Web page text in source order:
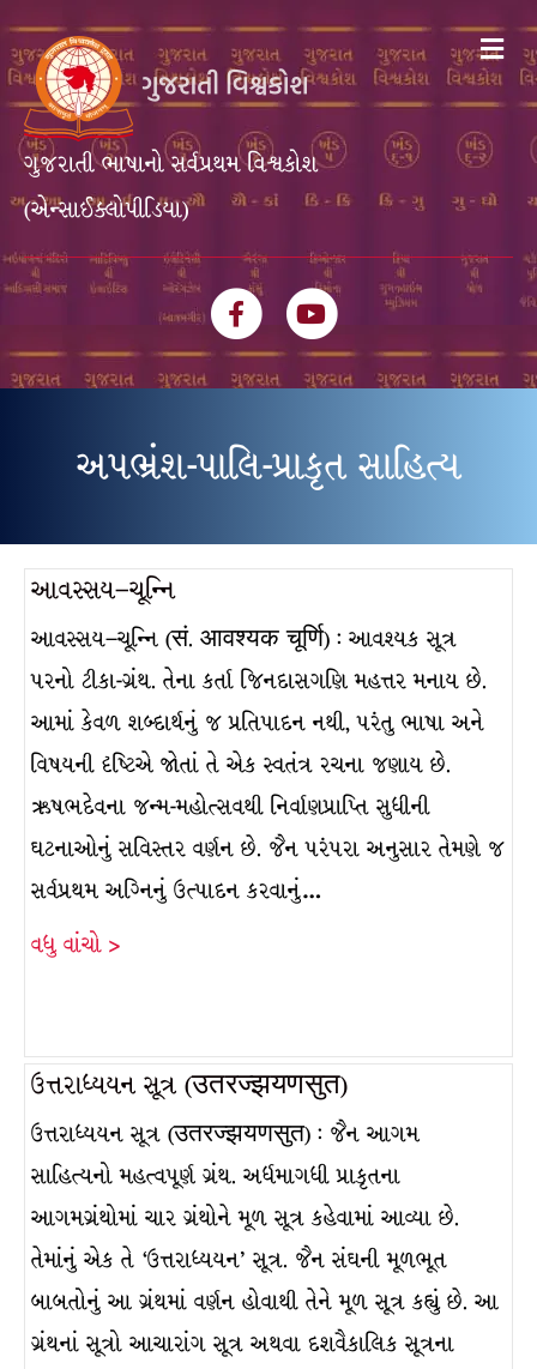
ગુજરાતી ભાષાનો સર્વપ્રથમ વિશ્વકોશ
(એન્સાઈક્લોપીડિયા)
FacebookYoutube
અપભ્રંશ-પાલિ-પ્રાકૃત સાહિત્ય
આવસ્સય–ચૂન્નિ
આવસ્સય–ચૂન્નિ (सं. आवश्यक चूर्णि) : આવશ્યક સૂત્ર
પરનો ટીકા-ગ્રંથ. તેના કર્તા જિનદાસગણિ મહત્તર મનાય છે.
આમાં કેવળ શબ્દાર્થનું જ પ્રતિપાદન નથી, પરંતુ ભાષા અને
વિષયની દૃષ્ટિએ જોતાં તે એક સ્વતંત્ર રચના જણાય છે.
ઋષભદેવના જન્મ-મહોત્સવથી નિર્વાણપ્રાપ્તિ સુધીની
ઘટનાઓનું સવિસ્તર વર્ણન છે. જૈન પરંપરા અનુસાર તેમણે જ
સર્વપ્રથમ અગ્નિનું ઉત્પાદન કરવાનું…
વધુ વાંચો >
ઉત્તરાધ્યયન સૂત્ર (उतरज्झयणसुत)
ઉત્તરાધ્યયન સૂત્ર (उतरज्झयणसुत) : જૈન આગમ
સાહિત્યનો મહત્વપૂર્ણ ગ્રંથ. અર્ધમાગધી પ્રાકૃતના
આગમગ્રંથોમાં ચાર ગ્રંથોને મૂળ સૂત્ર કહેવામાં આવ્યા છે.
તેમાંનું એક તે ‘ઉત્તરાધ્યયન’ સૂત્ર. જૈન સંઘની મૂળભૂત
બાબતોનું આ ગ્રંથમાં વર્ણન હોવાથી તેને મૂળ સૂત્ર કહ્યું છે. આ
ગ્રંથનાં સૂત્રો આચારાંગ સૂત્ર અથવા દશવૈકાલિક સૂત્રના